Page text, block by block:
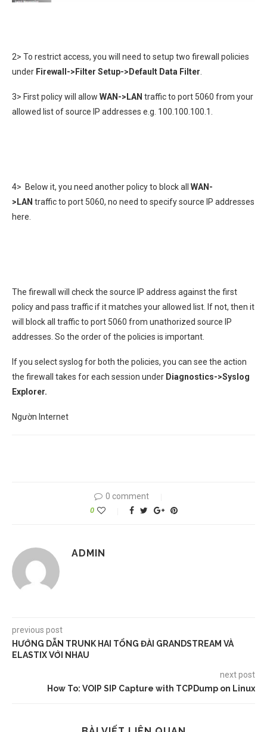
2> To restrict access, you will need to setup two firewall policies
under Firewall->Filter Setup->Default Data Filter.
3> First policy will allow WAN->LAN traffic to port 5060 from your
allowed list of source IP addresses e.g. 100.100.100.1.
4> Below it, you need another policy to block all WAN-
>LAN traffic to port 5060, no need to specify source IP addresses
here.
The firewall will check the source IP address against the first
policy and pass traffic if it matches your allowed list. If not, then it
will block all traffic to port 5060 from unathorized source IP
addresses. So the order of the policies is important.
If you select syslog for both the policies, you can see the action
the firewall takes for each session under Diagnostics->Syslog
Explorer.
Ngườn Internet
0 comment
0
ADMIN
previous post
HƯỚNG DẪN TRUNK HAI TỔNG ĐÀI GRANDSTREAM VÀ
ELASTIX VỚI NHAU
next post
How To: VOIP SIP Capture with TCPDump on Linux